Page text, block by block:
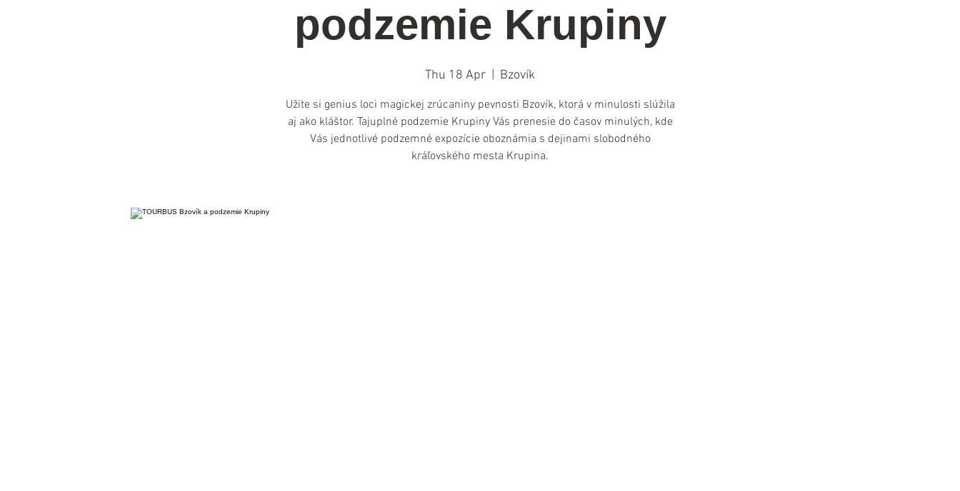
podzemie Krupiny
Thu 18 Apr Bzovík
Užite si genius loci magickej zrúcaniny pevnosti Bzovík, ktorá v minulosti slúžila
aj ako kláštor. Tajuplné podzemie Krupiny Vás prenesie do časov minulých, kde
Vás jednotlivé podzemné expozície oboznámia s dejinami slobodného
kráľovského mesta Krupina.